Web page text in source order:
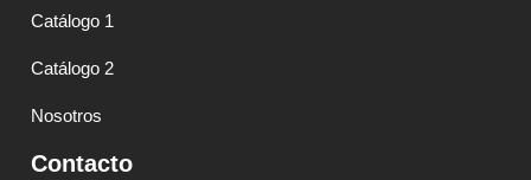
Catálogo 1
Catálogo 2
Nosotros
Contacto